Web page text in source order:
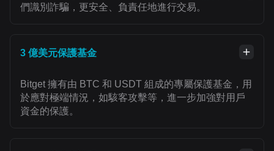
們識別詐騙，更安全、負責任地進行交易。
3 億美元保護基金
Bitget 擁有由 BTC 和 USDT 組成的專屬保護基金，用
於應對極端情況，如駭客攻擊等，進一步加強對用戶
資金的保護。